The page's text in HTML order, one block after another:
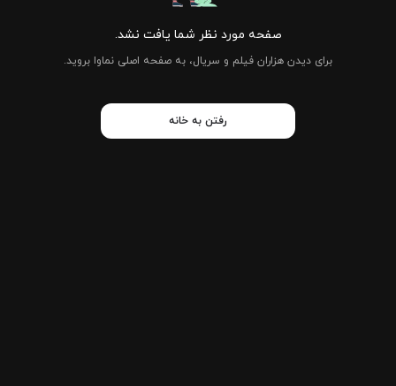
صفحه مورد نظر شما یافت نشد.
برای دیدن هزاران فیلم و سریال، به صفحه اصلی نماوا بروید.
رفتن به خانه